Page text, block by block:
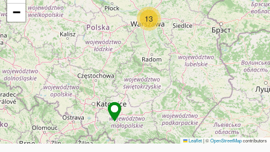
13
−
Leaflet|©OpenStreetMapcontributors